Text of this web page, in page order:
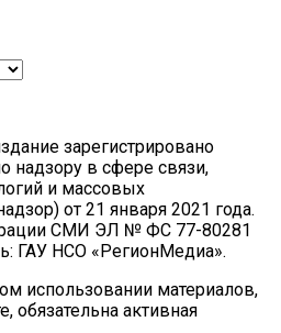
зарегистрировано
надзору в сфере связи,
и массовых
от 21 января 2021 года.
СМИ ЭЛ № ФС 77-80281
ГАУ НСО «РегионМедиа».
использовании материалов,
обязательна активная